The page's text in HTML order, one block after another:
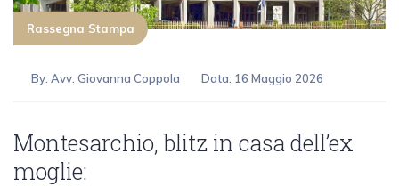
Rassegna Stampa
By: Avv. Giovanna Coppola Data: 16 Maggio 2026
Montesarchio, blitz in casa dell’ex
moglie: